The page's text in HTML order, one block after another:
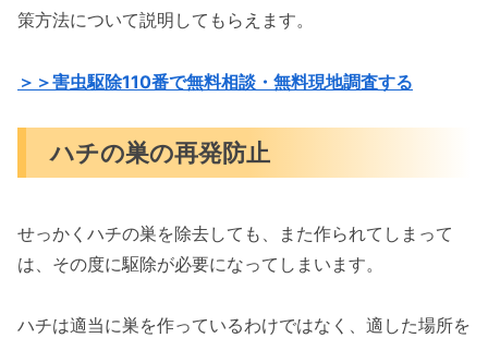
策方法について説明してもらえます。
＞＞害虫駆除110番で無料相談・無料現地調査する
ハチの巣の再発防止
せっかくハチの巣を除去しても、また作られてしまって
は、その度に駆除が必要になってしまいます。
ハチは適当に巣を作っているわけではなく、適した場所を